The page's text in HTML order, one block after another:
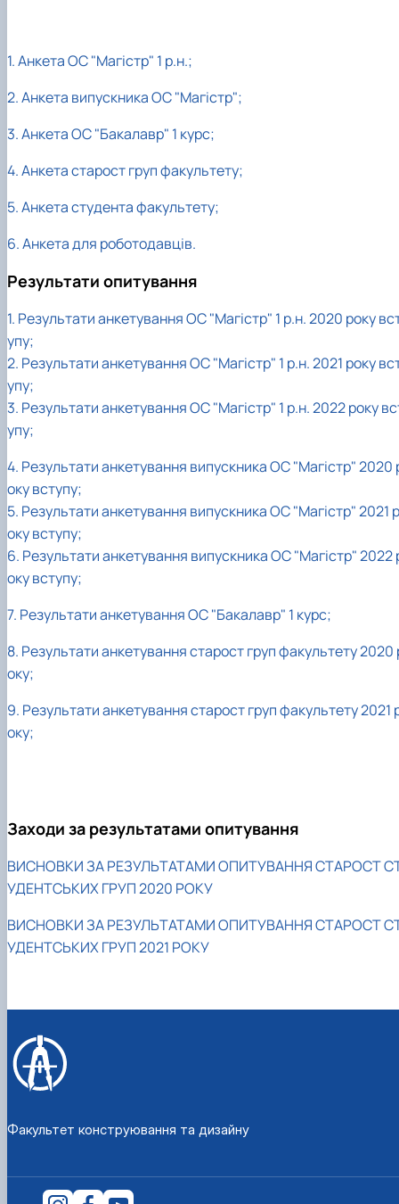
1. Анкета ОС "Магістр" 1 р.н.;
2. Анкета випускника ОС "Магістр";
3. Анкета ОС "Бакалавр" 1 курс;
4. Анкета старост груп факультету;
5. Анкета студента факультету;
6. Анкета для роботодавців.
Результати опитування
1. Результати анкетування ОС "Магістр" 1 р.н. 2020 року
упу;
2. Результати анкетування ОС "Магістр" 1 р.н. 2021 року
упу;
3. Результати анкетування ОС "Магістр" 1 р.н. 2022 року
упу;
4. Результати анкетування випускника ОС "Магістр" 2020
оку вступу;
5. Результати анкетування випускника ОС "Магістр" 2021 р
оку вступу;
6. Результати анкетування випускника ОС "Магістр" 2022
оку вступу;
7. Результати анкетування ОС "Бакалавр" 1 курс;
8. Результати анкетування старост груп факультету 2020
оку;
9. Результати анкетування старост груп факультету 2021
оку;
Заходи за результатами опитування
ВИСНОВКИ ЗА РЕЗУЛЬТАТАМИ ОПИТУВАННЯ СТАРОСТ
УДЕНТСЬКИХ ГРУП 2020 РОКУ
ВИСНОВКИ ЗА РЕЗУЛЬТАТАМИ ОПИТУВАННЯ СТАРОСТ
УДЕНТСЬКИХ ГРУП 2021 РОКУ
Факультет конструювання та дизайну